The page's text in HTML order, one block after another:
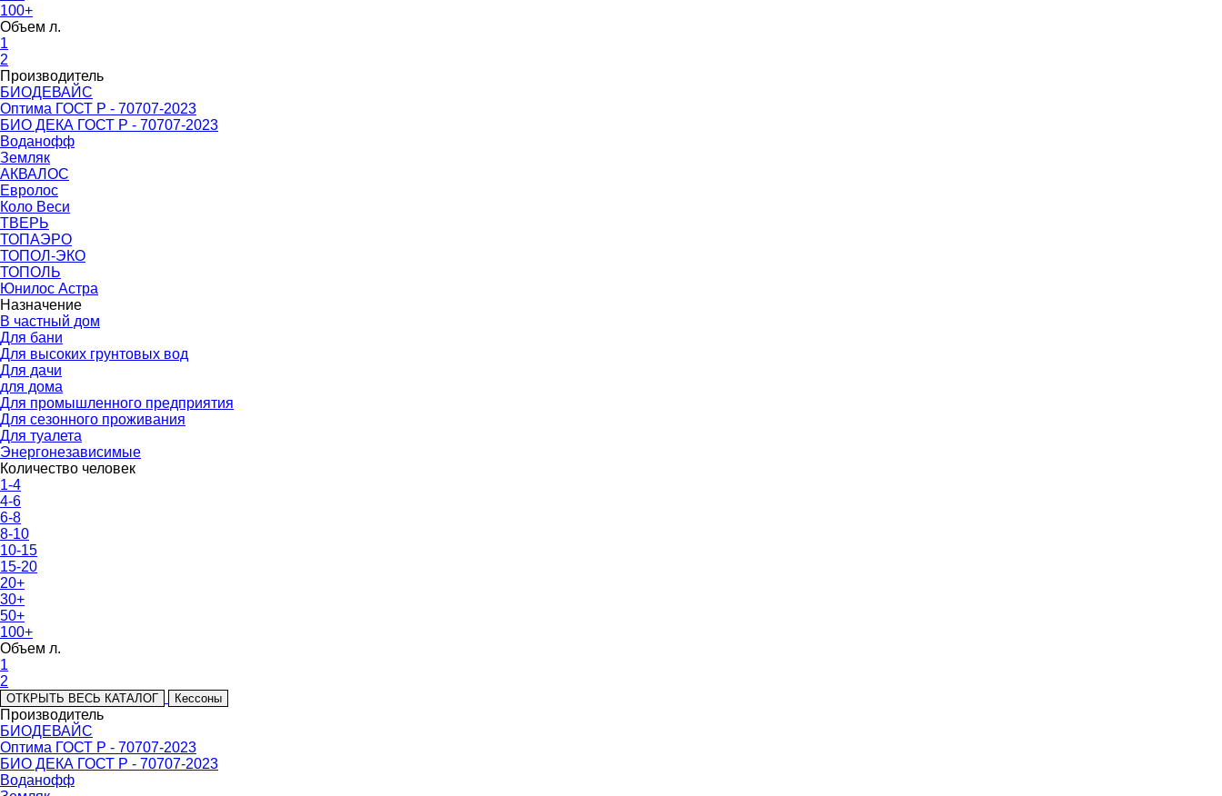
100+
Объем л.
1
2
Производитель
БИОДЕВАЙС
Оптима ГОСТ Р - 70707-2023
БИО ДЕКА ГОСТ Р - 70707-2023
Воданофф
Земляк
АКВАЛОС
Евролос
Коло Веси
ТВЕРЬ
ТОПАЭРО
ТОПОЛ-ЭКО
ТОПОЛЬ
Юнилос Астра
Назначение
В частный дом
Для бани
Для высоких грунтовых вод
Для дачи
для дома
Для промышленного предприятия
Для сезонного проживания
Для туалета
Энергонезависимые
Количество человек
1-4
4-6
6-8
8-10
10-15
15-20
20+
30+
50+
100+
Объем л.
1
2
ОТКРЫТЬ ВЕСЬ КАТАЛОГ Кессоны
Производитель
БИОДЕВАЙС
Оптима ГОСТ Р - 70707-2023
БИО ДЕКА ГОСТ Р - 70707-2023
Воданофф